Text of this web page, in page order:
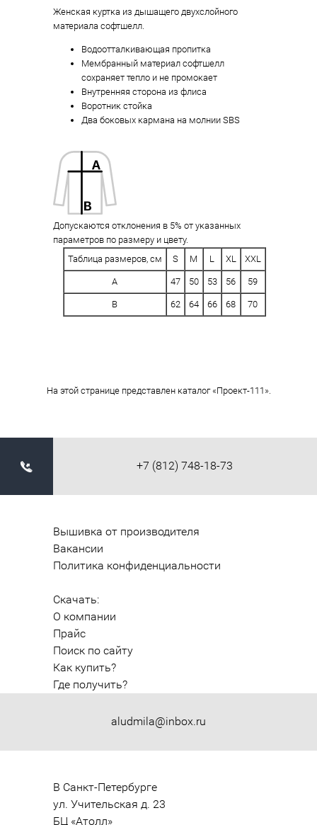
Женская куртка из дышащего двухслойного
материала софтшелл.
Водоотталкивающая пропитка
Мембранный материал софтшелл
сохраняет тепло и не промокает
Внутренняя сторона из флиса
Воротник стойка
Два боковых кармана на молнии SBS
Допускаются отклонения в 5% от указанных
параметров по размеру и цвету.
Таблица размеров, см
S M L XL XXL
A 47 50 53 56 59
B 62 64 66 68 70
На этой странице представлен каталог «Проект-111».
+7 (812) 748-18-73
aludmila@inbox.ru
Вышивка от производителя
Вакансии
Политика конфиденциальности
Скачать:
О компании
Прайс
Поиск по сайту
Как купить?
Где получить?
В Санкт-Петербурге
ул. Учительская д. 23
БЦ «Атолл»